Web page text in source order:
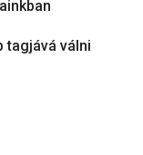
tagjává válni